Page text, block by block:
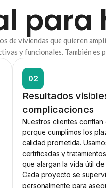
para
de viviendas que quieren
y funcionales. También es
02
Resultados
complicaciones
Nuestros clientes confían
porque cumplimos los
calidad prometida.
certificadas y
que alargan la vida útil
Cada proyecto se
personalmente para